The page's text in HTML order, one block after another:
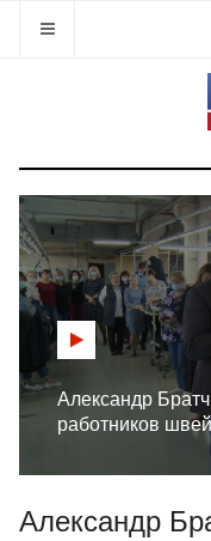
Александр
работников
Александр